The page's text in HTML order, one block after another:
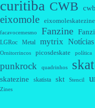
curitiba CWB
eixomole eixomoleskatezine
facavocemesmo Fanzine
LGRoc Metal mytrix Notícias
Ornitorrincos picosdeskate política
punkrock quadrinhos
skatezine skatista skt Stencil
Zines